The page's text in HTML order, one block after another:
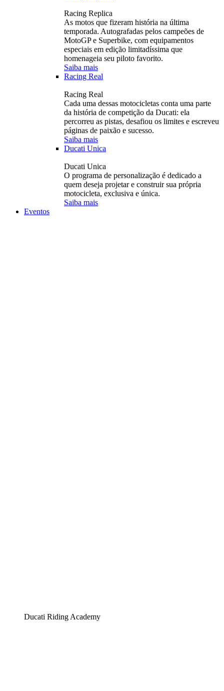
Racing Replica
As motos que fizeram história na última
temporada. Autografadas pelos campeões de
MotoGP e Superbike, com equipamentos
especiais em edição limitadíssima que
homenageia seu piloto favorito.
Saiba mais
Racing Real
Racing Real
Cada uma dessas motocicletas conta uma parte
da história de competição da Ducati: ela
percorreu as pistas, desafiou os limites e escreveu
páginas de paixão e sucesso.
Saiba mais
Ducati Unica
Ducati Unica
O programa de personalização é dedicado a
quem deseja projetar e construir sua própria
motocicleta, exclusiva e única.
Saiba mais
Eventos
Ducati Riding Academy